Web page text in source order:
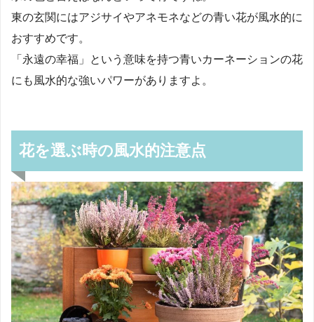
東の玄関にはアジサイやアネモネなどの青い花が風水的に
おすすめです。
「永遠の幸福」という意味を持つ青いカーネーションの花
にも風水的な強いパワーがありますよ。
花を選ぶ時の風水的注意点